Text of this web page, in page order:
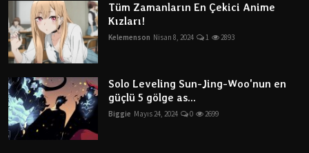
Tüm Zamanların En Çekici Anime
Kızları!
Kelemenson Nisan 8, 2024 1 2893
Solo Leveling Sun-Jing-Woo'nun en
güçlü 5 gölge as...
Biggie Mayıs 24, 2024 0 2699